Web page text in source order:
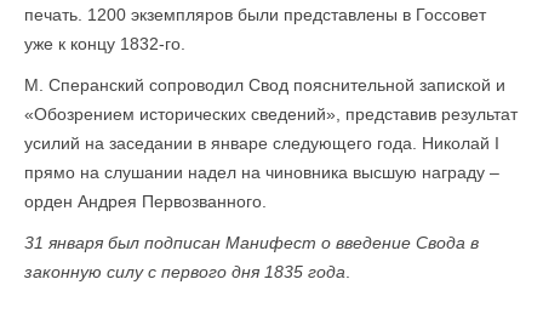
печать. 1200 экземпляров были представлены в Госсовет
уже к концу 1832-го.
М. Сперанский сопроводил Свод пояснительной запиской и
«Обозрением исторических сведений», представив результат
усилий на заседании в январе следующего года. Николай I
прямо на слушании надел на чиновника высшую награду –
орден Андрея Первозванного.
31 января был подписан Манифест о введение Свода в
законную силу с первого дня 1835 года